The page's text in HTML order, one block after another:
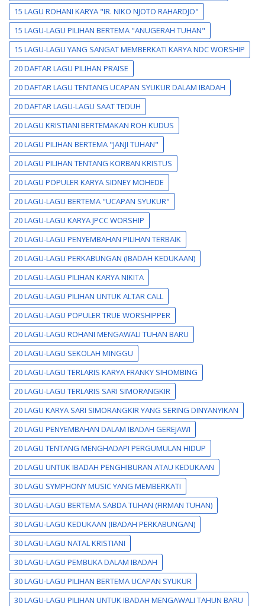
15 LAGU ROHANI KARYA "IR. NIKO NJOTO RAHARDJO"
15 LAGU-LAGU PILIHAN BERTEMA "ANUGERAH TUHAN"
15 LAGU-LAGU YANG SANGAT MEMBERKATI KARYA NDC WORSHIP
20 DAFTAR LAGU PILIHAN PRAISE
20 DAFTAR LAGU TENTANG UCAPAN SYUKUR DALAM IBADAH
20 DAFTAR LAGU-LAGU SAAT TEDUH
20 LAGU KRISTIANI BERTEMAKAN ROH KUDUS
20 LAGU PILIHAN BERTEMA "JANJI TUHAN"
20 LAGU PILIHAN TENTANG KORBAN KRISTUS
20 LAGU POPULER KARYA SIDNEY MOHEDE
20 LAGU-LAGU BERTEMA "UCAPAN SYUKUR"
20 LAGU-LAGU KARYA JPCC WORSHIP
20 LAGU-LAGU PENYEMBAHAN PILIHAN TERBAIK
20 LAGU-LAGU PERKABUNGAN (IBADAH KEDUKAAN)
20 LAGU-LAGU PILIHAN KARYA NIKITA
20 LAGU-LAGU PILIHAN UNTUK ALTAR CALL
20 LAGU-LAGU POPULER TRUE WORSHIPPER
20 LAGU-LAGU ROHANI MENGAWALI TUHAN BARU
20 LAGU-LAGU SEKOLAH MINGGU
20 LAGU-LAGU TERLARIS KARYA FRANKY SIHOMBING
20 LAGU-LAGU TERLARIS SARI SIMORANGKIR
20 LAGU KARYA SARI SIMORANGKIR YANG SERING DINYANYIKAN
20 LAGU PENYEMBAHAN DALAM IBADAH GEREJAWI
20 LAGU TENTANG MENGHADAPI PERGUMULAN HIDUP
20 LAGU UNTUK IBADAH PENGHIBURAN ATAU KEDUKAAN
30 LAGU SYMPHONY MUSIC YANG MEMBERKATI
30 LAGU-LAGU BERTEMA SABDA TUHAN (FIRMAN TUHAN)
30 LAGU-LAGU KEDUKAAN (IBADAH PERKABUNGAN)
30 LAGU-LAGU NATAL KRISTIANI
30 LAGU-LAGU PEMBUKA DALAM IBADAH
30 LAGU-LAGU PILIHAN BERTEMA UCAPAN SYUKUR
30 LAGU-LAGU PILIHAN UNTUK IBADAH MENGAWALI TAHUN BARU